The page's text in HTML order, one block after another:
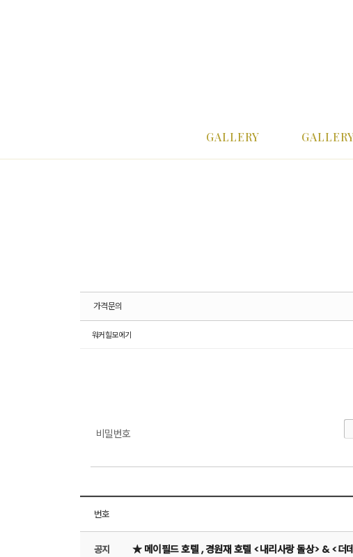
GALLERY
가격문의
워커힐모에기
비밀번호
번호
공지 ★ 메이필드 호텔 , 경원재 호텔 <내리사랑 돌상> & <더